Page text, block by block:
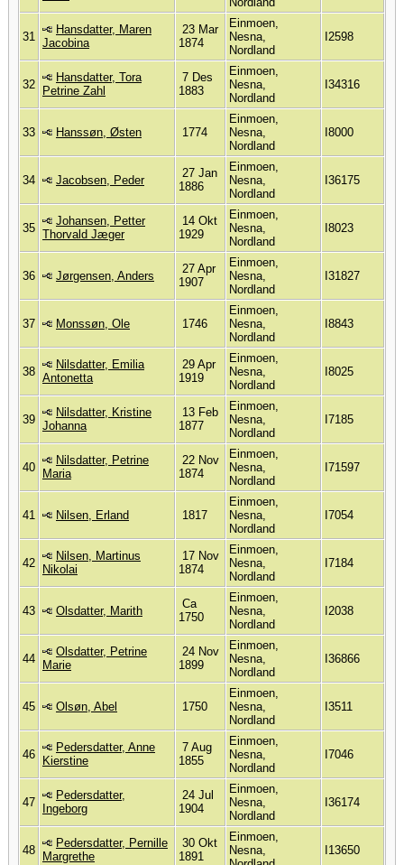
31
Hansdatter, Maren
Jacobina
23 Mar
1874
Einmoen,
Nesna,
Nordland
I2598
32
Hansdatter, Tora
Petrine Zahl
7 Des
1883
Einmoen,
Nesna,
Nordland
I34316
33 Hanssøn, Østen 1774
Einmoen,
Nesna,
Nordland
I8000
34 Jacobsen, Peder
27 Jan
1886
Einmoen,
Nesna,
Nordland
I36175
35
Johansen, Petter
Thorvald Jæger
14 Okt
1929
Einmoen,
Nesna,
Nordland
I8023
36 Jørgensen, Anders
27 Apr
1907
Einmoen,
Nesna,
Nordland
I31827
37 Monssøn, Ole 1746
Einmoen,
Nesna,
Nordland
I8843
38
Nilsdatter, Emilia
Antonetta
29 Apr
1919
Einmoen,
Nesna,
Nordland
I8025
39
Nilsdatter, Kristine
Johanna
13 Feb
1877
Einmoen,
Nesna,
Nordland
I7185
40
Nilsdatter, Petrine
Maria
22 Nov
1874
Einmoen,
Nesna,
Nordland
I71597
41 Nilsen, Erland 1817
Einmoen,
Nesna,
Nordland
I7054
42
Nilsen, Martinus
Nikolai
17 Nov
1874
Einmoen,
Nesna,
Nordland
I7184
43 Olsdatter, Marith
Ca
1750
Einmoen,
Nesna,
Nordland
I2038
44
Olsdatter, Petrine
Marie
24 Nov
1899
Einmoen,
Nesna,
Nordland
I36866
45 Olsøn, Abel 1750
Einmoen,
Nesna,
Nordland
I3511
46
Pedersdatter, Anne
Kierstine
7 Aug
1855
Einmoen,
Nesna,
Nordland
I7046
47
Pedersdatter,
Ingeborg
24 Jul
1904
Einmoen,
Nesna,
Nordland
I36174
48
Pedersdatter, Pernille
Margrethe
30 Okt
1891
Einmoen,
Nesna,
I13650